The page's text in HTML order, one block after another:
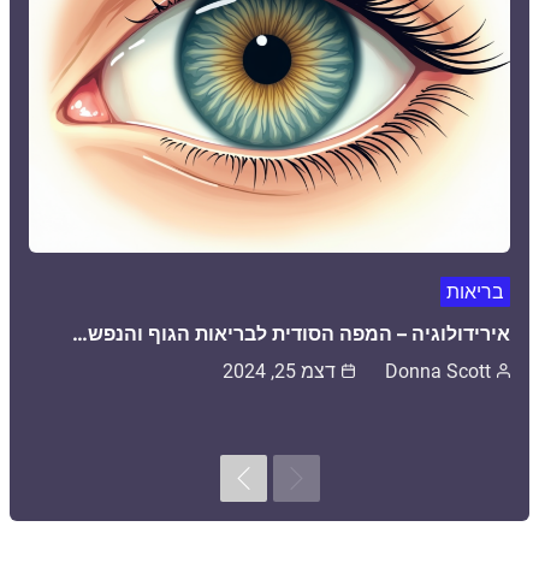
בריאות
אירידולוגיה – המפה הסודית לבריאות הגוף והנפש…
Donna Scott דצמ 25, 2024
Previous
Next